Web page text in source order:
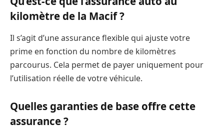
kilomètre de la Macif ?
Il s’agit d’une assurance flexible qui ajuste votre
prime en fonction du nombre de kilomètres
parcourus. Cela permet de payer uniquement pour
l’utilisation réelle de votre véhicule.
Quelles garanties de base offre cette
assurance ?